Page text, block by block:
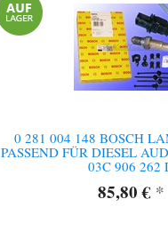
0 281 004 148 BOSCH
PASSEND FÜR DIESEL
03C 906 262
85,80 € *